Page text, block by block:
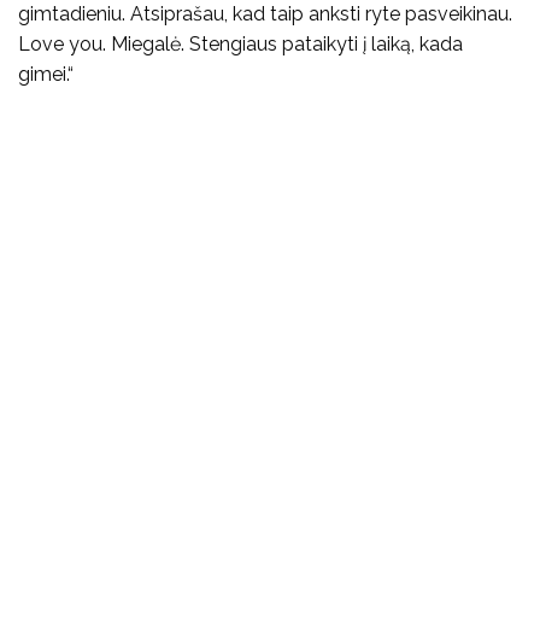
gimtadieniu. Atsiprašau, kad taip anksti ryte pasveikinau.
Love you. Miegalė. Stengiaus pataikyti į laiką, kada
gimei.“